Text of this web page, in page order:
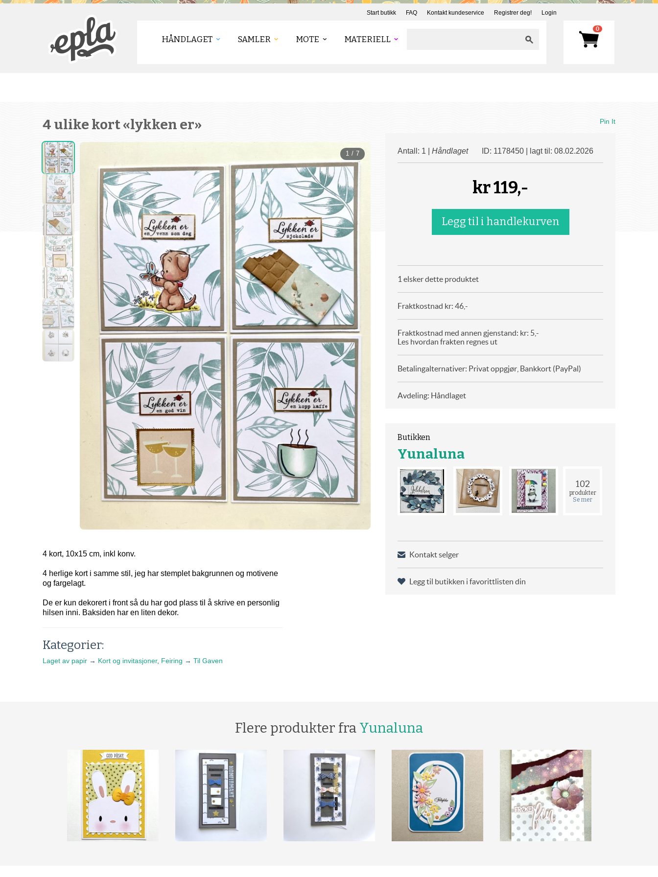
Start butikk FAQ Kontakt kundeservice Registrer deg! Login
HÅNDLAGET SAMLER MOTE MATERIELL
0
4 ulike kort «lykken er»
1 / 7
4 kort, 10x15 cm, inkl konv.
4 herlige kort i samme stil, jeg har stemplet bakgrunnen og motivene
og fargelagt.
De er kun dekorert i front så du har god plass til å skrive en personlig
hilsen inni. Baksiden har en liten dekor.
Kategorier:
Laget av papir → Kort og invitasjoner, Feiring → Til Gaven
Pin It
Antall: 1 | Håndlaget ID: 1178450 | lagt til: 08.02.2026
kr119,-
1 elsker dette produktet
Fraktkostnad kr: 46,-
Fraktkostnad med annen gjenstand: kr: 5,-
Les hvordan frakten regnes ut
Betalingalternativer: Privat oppgjør, Bankkort (PayPal)
Avdeling: Håndlaget
Butikken
Yunaluna
102
produkter
Se mer
Kontakt selger
Legg til butikken i favorittlisten din
Flere produkter fra Yunaluna